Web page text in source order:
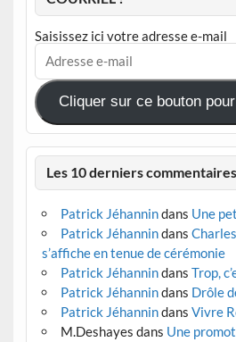
Saisissez ici votre adresse e-mail
Adresse
mail
Cliquer sur ce bouton
Les 10 derniers commentaires
Patrick Jéhannindans Une
Patrick Jéhannindans
s’affiche en tenue de cérémonie
Patrick Jéhannindans Trop,
Patrick Jéhannindans Drôle
Patrick Jéhannindans Vivre
M.Deshayes dans Une